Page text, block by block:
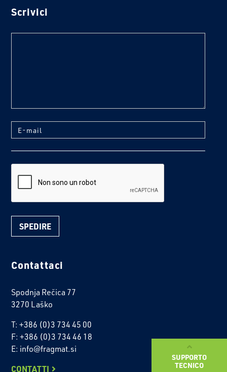
SUPPORTO
TECNICO
Scrivici
E-mail
Contattaci
Spodnja Rečica 77
3270 Laško
T: +386 (0)3 734 45 00
F: +386 (0)3 734 46 18
E: info@fragmat.si
CONTATTI